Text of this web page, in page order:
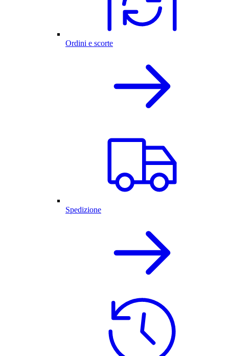
Ordini e scorte
Spedizione